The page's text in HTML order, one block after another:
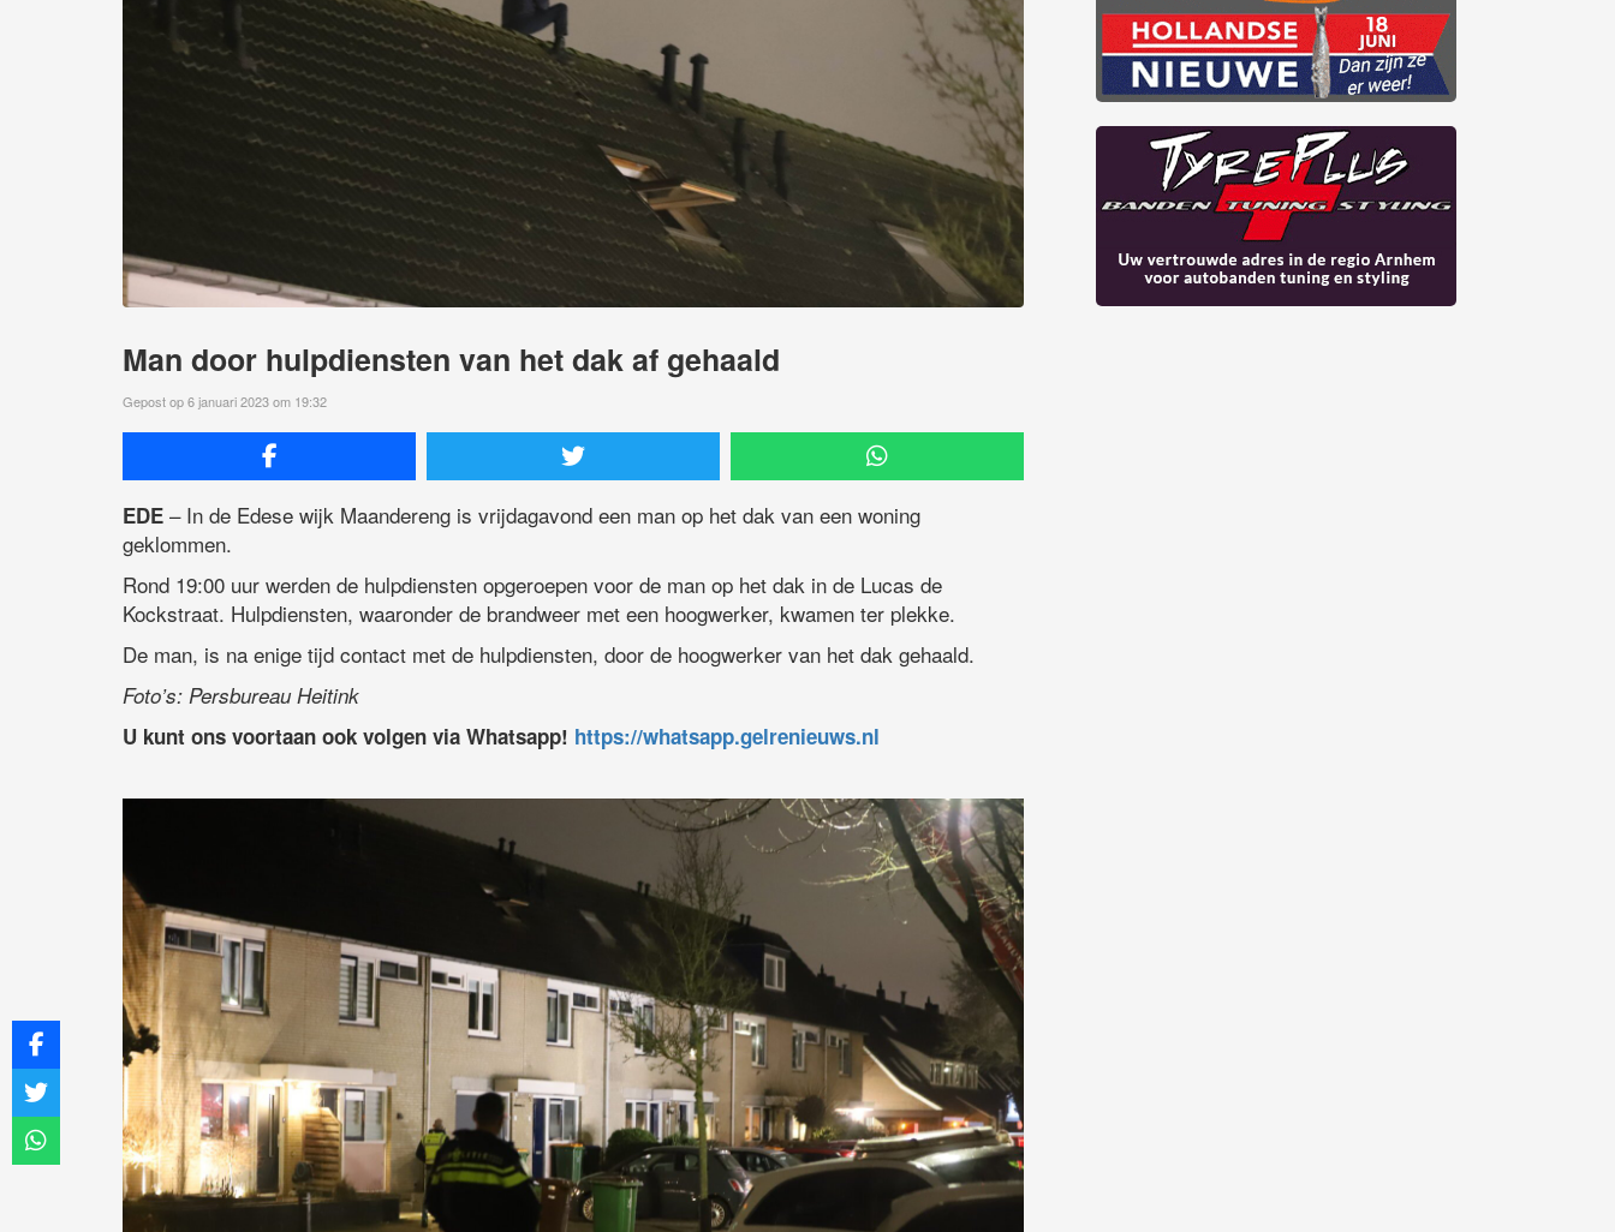
Man door hulpdiensten van het dak af gehaald
Gepost op 6 januari 2023 om 19:32
EDE – In de Edese wijk Maandereng is vrijdagavond een man op het dak van een woning
geklommen.
Rond 19:00 uur werden de hulpdiensten opgeroepen voor de man op het dak in de Lucas de
Kockstraat. Hulpdiensten, waaronder de brandweer met een hoogwerker, kwamen ter plekke.
De man, is na enige tijd contact met de hulpdiensten, door de hoogwerker van het dak gehaald.
Foto’s: Persbureau Heitink
U kunt ons voortaan ook volgen via Whatsapp! https://whatsapp.gelrenieuws.nl